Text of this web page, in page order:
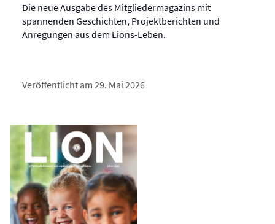
Die neue Ausgabe des Mitgliedermagazins mit
spannenden Geschichten, Projektberichten und
Anregungen aus dem Lions-Leben.
Veröffentlicht am 29. Mai 2026